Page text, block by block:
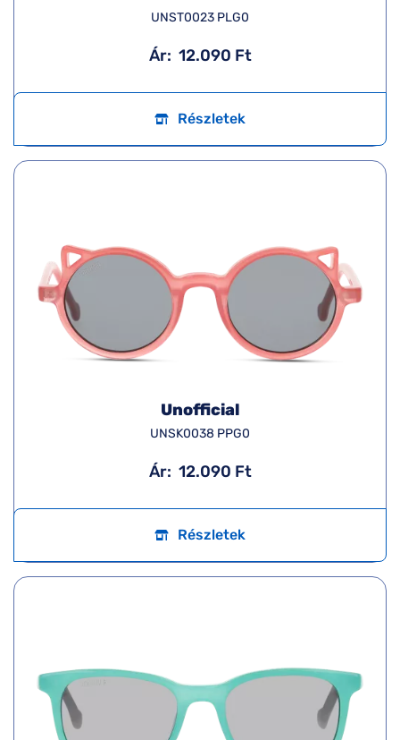
UNST0023 PLG0
Ár: 12.090 Ft
Részletek
Unofficial
UNSK0038 PPG0
Ár: 12.090 Ft
Részletek